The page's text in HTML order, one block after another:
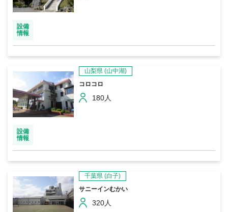
設備
情報
山梨県 (山中湖)
コロコロ
180人
設備
情報
千葉県 (白子)
サニーインむかい
320人